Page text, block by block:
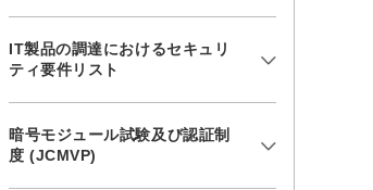
IT製品の調達におけるセキュリ
ティ要件リスト
暗号モジュール試験及び認証制
度 (JCMVP)